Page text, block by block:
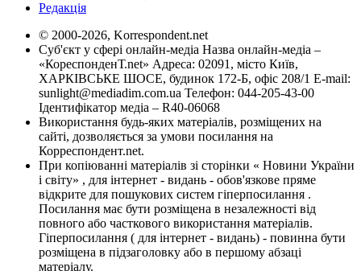
Редакція
© 2000-2026, Korrespondent.net
Суб'єкт у сфері онлайн-медіа Назва онлайн-медіа –
«КореспонденТ.net» Адреса: 02091, місто Київ,
ХАРКІВСЬКЕ ШОСЕ, будинок 172-Б, офіс 208/1 E-mail:
sunlight@mediadim.com.ua Телефон: 044-205-43-00
Ідентифікатор медіа – R40-06068
Використання будь-яких матеріалів, розміщених на
сайті, дозволяється за умови посилання на
Корреспондент.net.
При копіюванні матеріалів зі сторінки « Новини України
і світу» , для інтернет - видань - обов'язкове пряме
відкрите для пошукових систем гіперпосилання .
Посилання має бути розміщена в незалежності від
повного або часткового використання матеріалів.
Гіперпосилання ( для інтернет - видань) - повинна бути
розміщена в підзаголовку або в першому абзаці
матеріалу.